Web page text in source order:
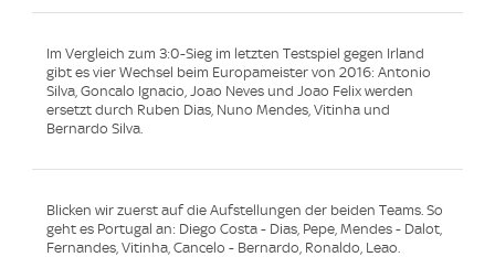
Im Vergleich zum 3:0-Sieg im letzten Testspiel gegen Irland
gibt es vier Wechsel beim Europameister von 2016: Antonio
Silva, Goncalo Ignacio, Joao Neves und Joao Felix werden
ersetzt durch Ruben Dias, Nuno Mendes, Vitinha und
Bernardo Silva.
Blicken wir zuerst auf die Aufstellungen der beiden Teams. So
geht es Portugal an: Diego Costa - Dias, Pepe, Mendes - Dalot,
Fernandes, Vitinha, Cancelo - Bernardo, Ronaldo, Leao.